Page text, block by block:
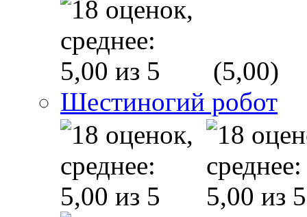
(5,00)
Шестиногий робот